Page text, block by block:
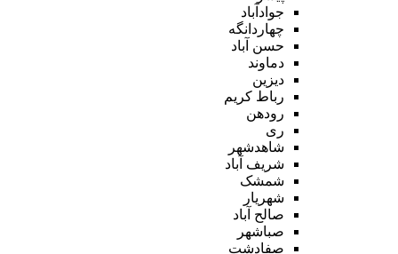
جوادآباد
چهاردانگه
حسن آباد
دماوند
دیزین
رباط کریم
رودهن
ری
شاهدشهر
شریف آباد
شمشک
شهریار
صالح آباد
صباشهر
صفادشت